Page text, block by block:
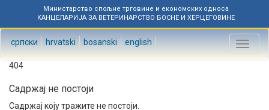
Министарство спољне трговине и економских односа
КАНЦЕЛАРИЈА ЗА ВЕТЕРИНАРСТВО БОСНЕ И ХЕРЦЕГОВИНЕ
српски hrvatski bosanski english
Toggle
404
Садржај не постоји
Садржај коју тражите не постоји.